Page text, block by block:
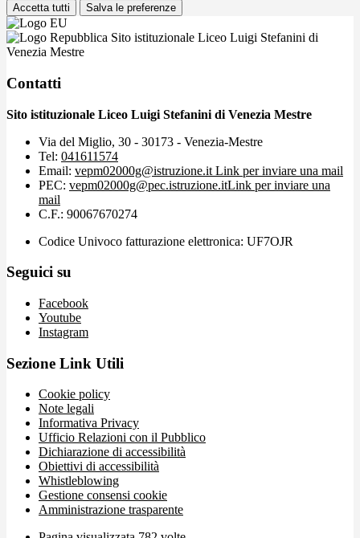
Accetta tutti Salva le preferenze
Sito istituzionale Liceo Luigi Stefanini di
Venezia Mestre
Contatti
Sito istituzionale Liceo Luigi Stefanini di Venezia Mestre
Via del Miglio, 30 - 30173 - Venezia-Mestre
Tel: 041611574
Email: vepm02000g@istruzione.it Link per inviare una mail
PEC: vepm02000g@pec.istruzione.itLink per inviare una
mail
C.F.: 90067670274
Codice Univoco fatturazione elettronica: UF7OJR
Seguici su
Facebook
Youtube
Instagram
Sezione Link Utili
Cookie policy
Note legali
Informativa Privacy
Ufficio Relazioni con il Pubblico
Dichiarazione di accessibilità
Obiettivi di accessibilità
Whistleblowing
Gestione consensi cookie
Amministrazione trasparente